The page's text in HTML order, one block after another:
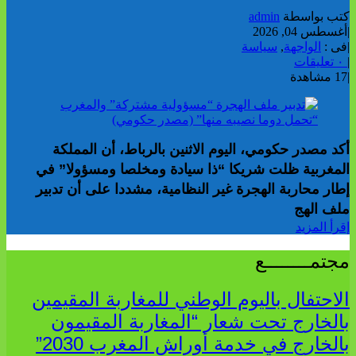
كتب بواسطة admin
| أغسطس 04, 2026
|فى : الواجهة, سياسة
|
|17 مشاهدة
أكد مصدر حكومي، اليوم الاثنين بالرباط، أن المملكة
المغربية ظلت شريكا “ذا سيادة ومخلصا ومسؤولا” في
إطار محاربة الهجرة غير النظامية، مشددا على أن تدبير
ملف الهج
إقرأ المزيد
مجتمــــــــع
الاحتفال باليوم الوطني للمغاربة المقيمين
بالخارج تحت شعار “المغاربة المقيمون
بالخارج في خدمة أوراش المغرب 2030”